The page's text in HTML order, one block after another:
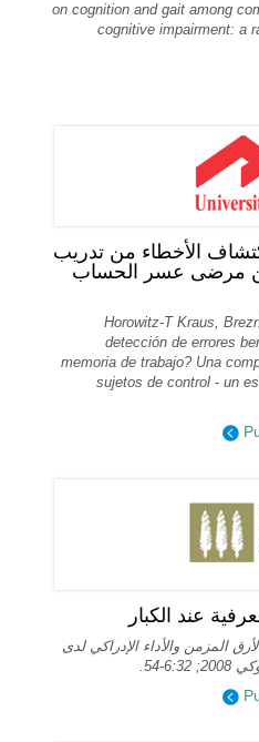
on cognition and gait among
cognitive impairment: a
الأخطاء من تدريب
بين مرضى عسر الحساب
Horowitz-T Kraus,
detección de errores
memoria de trabajo? Una
sujetos de control - un
عند الكبار
المزمن والأداء الإدراكي لدى
54.